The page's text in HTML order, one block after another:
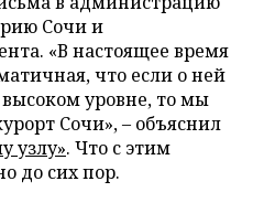
Сочи и
«В настоящее время
что если о ней
уровне, то мы
Сочи», – объяснил
узлу». Что с этим
до сих пор.